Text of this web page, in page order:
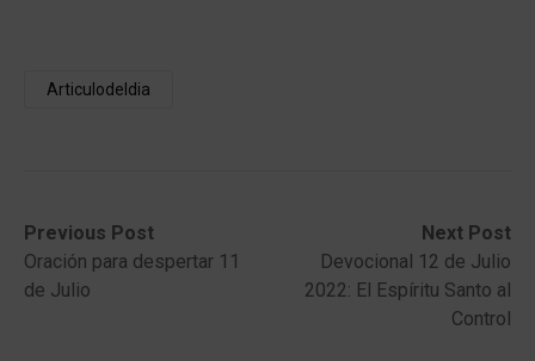
Articulodeldia
Post
navigation
Previous Post
Previous
post:Oración para despertar 11
de Julio
Next Post
Next
post:
Devocional 12 de Julio
2022: El Espíritu Santo al
Control